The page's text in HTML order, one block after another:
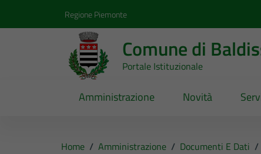
Regione Piemonte
Comune di
Portale Istituzionale
Amministrazione Novità
Home / Amministrazione / Documenti E Dati /